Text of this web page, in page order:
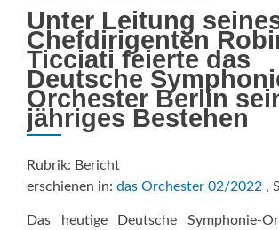
Unter Leitung
Chefdirigenten
Ticciati feierte das
Deutsche
Orchester Berlin
jähriges Bestehen
Rubrik: Bericht
erschienen in: das Orchester 02/2022 ,
Das heutige Deutsche Symphonie-